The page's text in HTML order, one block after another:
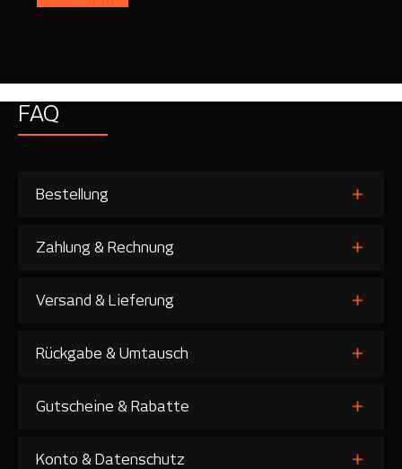
FAQ
Bestellung
Zahlung & Rechnung
Versand & Lieferung
Rückgabe & Umtausch
Gutscheine & Rabatte
Konto & Datenschutz